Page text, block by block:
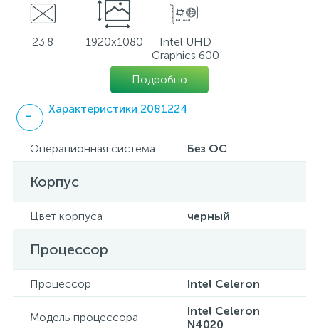
23.8 1920x1080
Intel UHD
Graphics 600
Подробно
Характеристики 2081224
Операционная система Без ОС
Корпус
Цвет корпуса черный
Процессор
Процессор Intel Celeron
Модель процессора
Intel Celeron
N4020